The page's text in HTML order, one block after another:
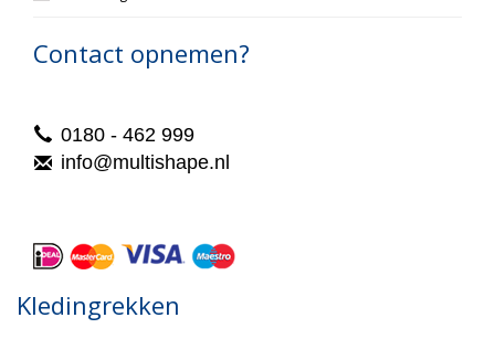
Contact opnemen?
0180 - 462 999
info@multishape.nl
Kledingrekken